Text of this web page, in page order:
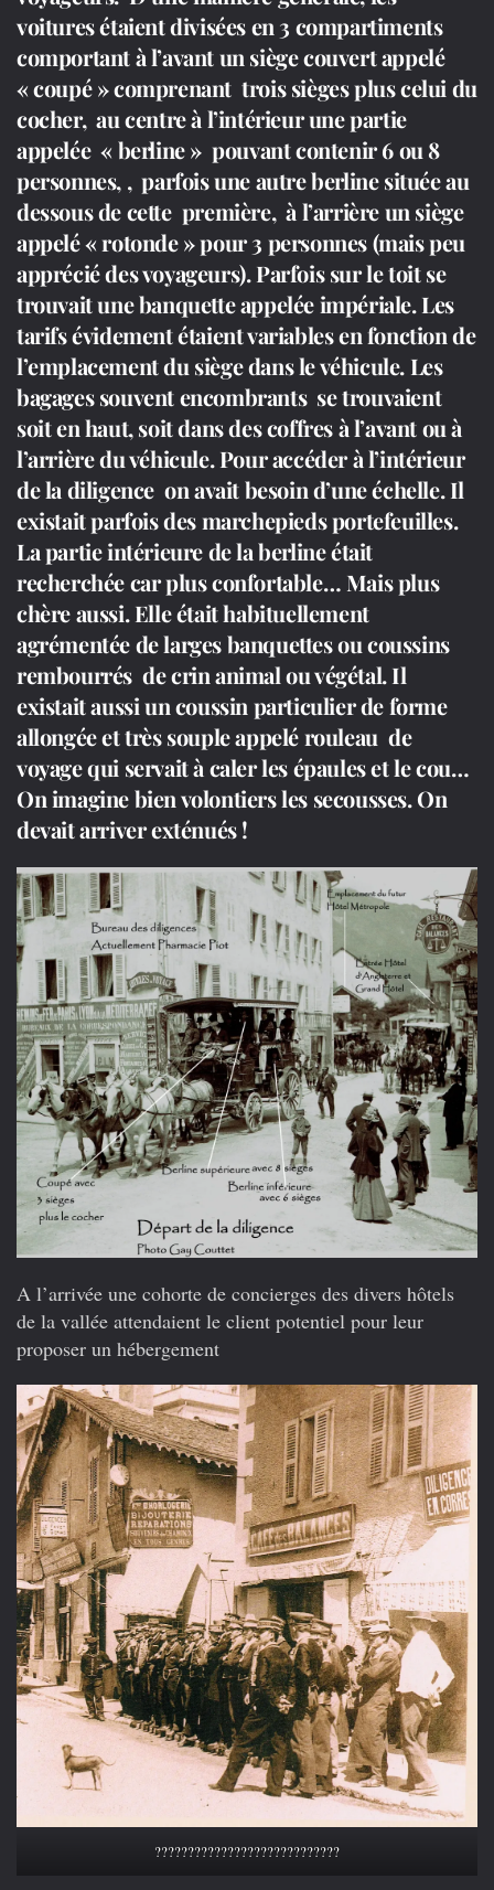
voitures étaient divisées en 3 compartiments
comportant à l’avant un siège couvert appelé
« coupé » comprenant trois sièges plus celui du
cocher, au centre à l’intérieur une partie
appelée « berline » pouvant contenir 6 ou 8
personnes, , parfois une autre berline située au
dessous de cette première, à l’arrière un siège
appelé « rotonde » pour 3 personnes (mais peu
apprécié des voyageurs). Parfois sur le toit se
trouvait une banquette appelée impériale.Les
tarifs évidement étaient variables en fonction de
l’emplacement du siège dans le véhicule. Les
bagages souvent encombrants se trouvaient
soit en haut, soit dans des coffres à l’avant ou à
l’arrière du véhicule. Pour accéder à l’intérieur
de la diligence on avait besoin d’une échelle. Il
existait parfois des marchepieds portefeuilles.
La partie intérieure de la berline était
recherchée car plus confortable… Mais plus
chère aussi. Elle était habituellement
agrémentée de larges banquettes ou coussins
rembourrés de crin animal ou végétal. Il
existait aussi un coussin particulier de forme
allongée et très souple appelé rouleau de
voyage qui servait à caler les épaules et le cou…
On imagine bien volontiers les secousses. On
devait arriver exténués !
A l’arrivée une cohorte de concierges des divers hôtels
de la vallée attendaient le client potentiel pour leur
proposer un hébergement
????????????????????????????